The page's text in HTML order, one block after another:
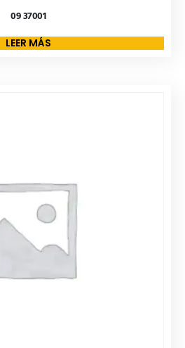
09 37001
LEER MÁS